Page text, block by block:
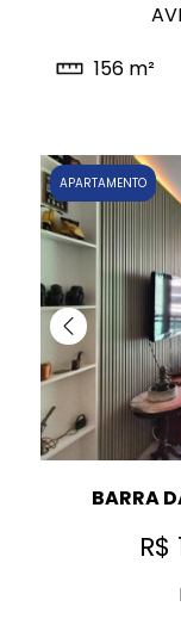
156 m²
APARTAMENTO
BARRA
R$